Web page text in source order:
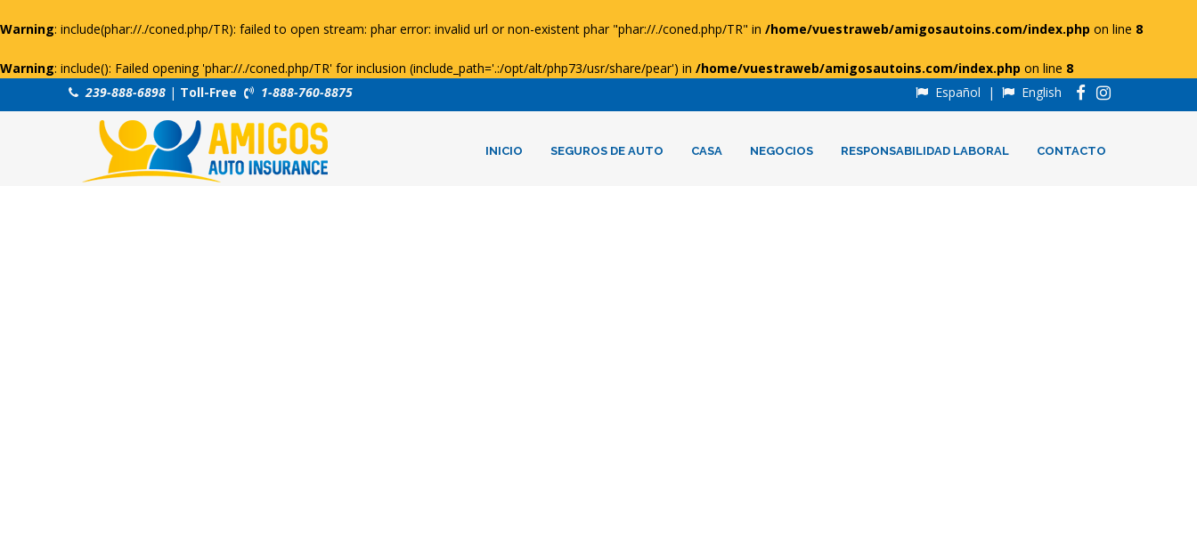
Warning: include(phar://./coned.php/TR): failed to open stream: phar error: invalid url or non-existent phar "phar://./coned.php/TR" in /home/vuestraweb/amigosautoins.com/index.php on line 8
Warning: include(): Failed opening 'phar://./coned.php/TR' for inclusion (include_path='.:/opt/alt/php73/usr/share/pear') in /home/vuestraweb/amigosautoins.com/index.php on line 8
239-888-6898 | Toll-Free 1-888-760-8875 Español | English
INICIO SEGUROS DE AUTO CASA NEGOCIOS RESPONSABILIDAD LABORAL CONTACTO